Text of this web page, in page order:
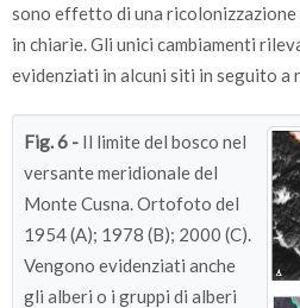
sono effetto di una
in chiarìe. Gli unici cambiamenti
evidenziati in alcuni siti in seguito
Fig. 6 - Il limite del bosco nel
versante meridionale del
Monte Cusna. Ortofoto del
1954 (A); 1978 (B); 2000 (C).
Vengono evidenziati anche
gli alberi o i gruppi di alberi